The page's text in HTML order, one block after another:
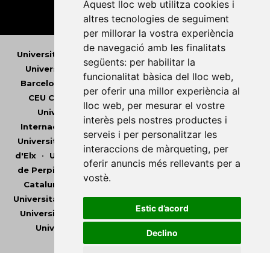
altres tecnologies de seguiment
per millorar la vostra experiència
de navegació amb les finalitats
següents:per habilitar la
funcionalitat bàsica del lloc web
per oferir una millor experiència al
lloc web, per mesurar el vostre
interès pels nostres productes i
serveis i per personalitzar les
interaccions de màrqueting,per
oferir anuncis més rellevants per a
vostè
Universitat Abat Oliba CEU•Universitat d'Alacant
Universitat d'Andorra•Universitat Autònoma de
Barcelona
Universitat de Barcelona•Universitat
CEU Cardenal Herrera•Universitat de Girona •
Universitat de les Illes Balears• Universitat
Internacional de Catalunya•Universitat Jaume I
Universitat de Lleida• Universitat Miguel Hernández
d'Elx• Universitat Oberta de Catalunya•Universitat
de Perpinyà Via Domitia•Universitat Politècnica de
Catalunya
Universitat Politècnica de València
Universitat Pompeu Fabra•Universitat Ramon Llull
Universitat Rovira i Virgili
•Universitat de Sàsser
Universitat de València
Universitat Central de Catalunya